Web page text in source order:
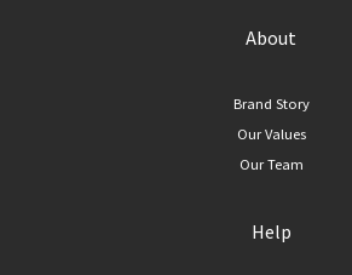
About
Brand Story
Our Values
Our Team
Help